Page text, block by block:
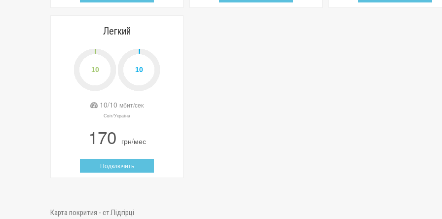
Легкий
10/10 мбит/сек
Світ/Україна
170 грн/мес
Подключить
Карта покрития - ст.Підгірці